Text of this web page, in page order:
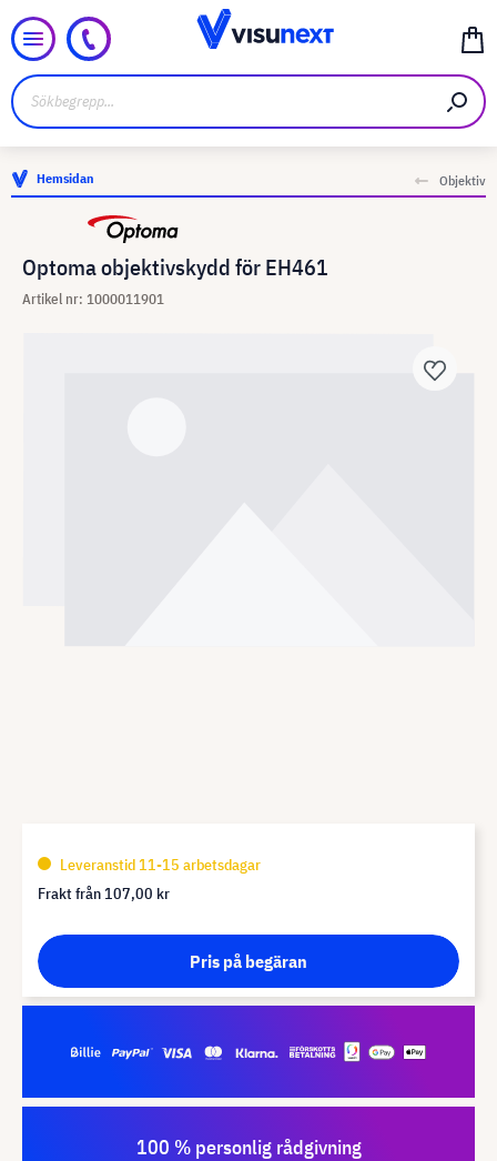
Hemsidan Objektiv
Optoma objektivskydd för EH461
Artikel nr: 1000011901
Leveranstid 11-15 arbetsdagar
Frakt från 107,00 kr
Pris på begäran
100 % personlig rådgivning